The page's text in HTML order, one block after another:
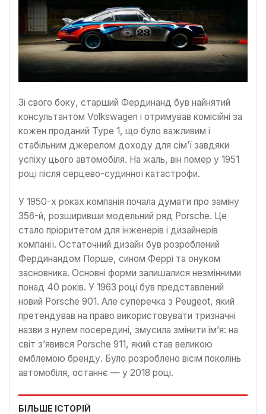
Зі свого боку, старший Фердинанд був найнятий
консультантом Volkswagen і отримував комісійні за
кожен проданий Type 1, що було важливим і
стабільним джерелом доходу для сім’ї завдяки
успіху цього автомобіля. На жаль, він помер у 1951
році після серцево-судинної катастрофи.
У 1950-х роках компанія почала думати про заміну
356-й, розширивши модельний ряд Porsche. Це
стало пріоритетом для інженерів і дизайнерів
компанії. Остаточний дизайн був розроблений
Фердинандом Порше, сином Феррі та онуком
засновника. Основні форми залишалися незмінними
понад 40 років. У 1963 році був представлений
новий Porsche 901. Але суперечка з Peugeot, який
претендував на право використовувати тризначні
назви з нулем посередині, змусила змінити ім’я: на
світ з’явився Porsche 911, який став великою
емблемою бренду. Було розроблено вісім поколінь
автомобіля, останнє — у 2018 році.
БІЛЬШЕ ІСТОРІЙ